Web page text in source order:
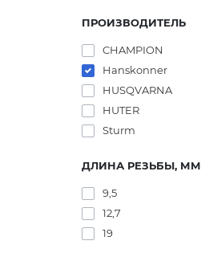
ПРОИЗВОДИТЕЛЬ
CHAMPION
Hanskonner
HUSQVARNA
HUTER
Sturm
ДЛИНА РЕЗЬБЫ, ММ
9,5
12,7
19